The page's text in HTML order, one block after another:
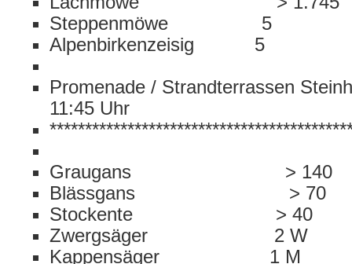
Steppenmöwe 5
Alpenbirkenzeisig 5
Promenade / Strandterrassen
11:45 Uhr
Graugans > 140
Blässgans > 70
Stockente > 40
Zwergsäger 2 W
Kappensäger 1 M